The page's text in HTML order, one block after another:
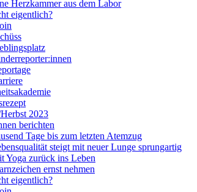
Herzkammer aus dem Labor
eigentlich?
2023
berichten
Tage bis zum letzten Atemzug
steigt mit neuer Lunge sprungartig
Yoga zurück ins Leben
ernst nehmen
eigentlich?